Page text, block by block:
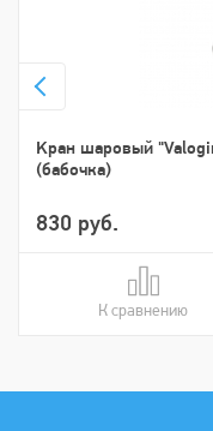
Kрaн шaровый
(бабочка)
830 руб.
К сравнению
В сравнении